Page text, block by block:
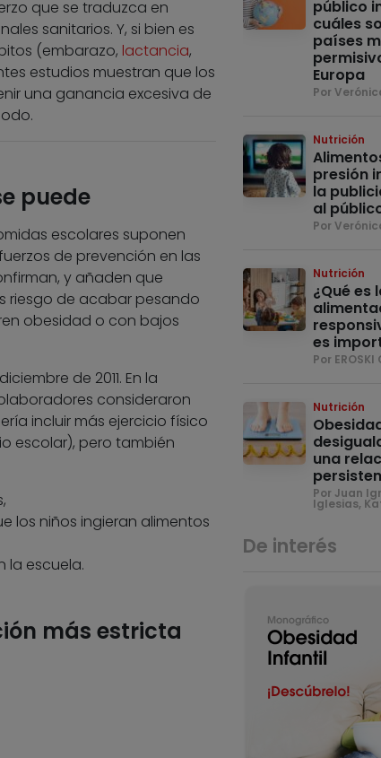
que se traduzca en
sanitarios. Y, si bien es
(embarazo, lactancia,
estudios muestran que los
una ganancia excesiva de
puede
escolares suponen
de prevención en las
y añaden que
riesgo de acabar pesando
obesidad o con bajos
de 2011. En la
consideraron
incluir más ejercicio físico
escolar), pero también
los niños ingieran alimentos
la escuela.
más estricta
público
cuáles
países
Europa
Por
Nutrición
presión
la
al
Por
Nutrición
¿Qué es
es
Por
Nutrición
una
Por Juan
Iglesias,
De interés